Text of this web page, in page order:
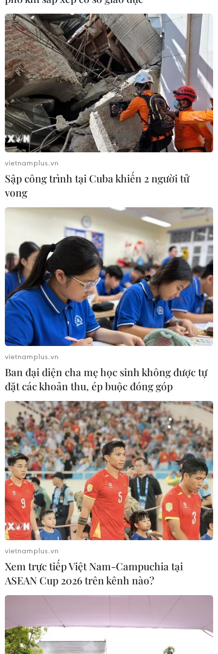
TIN CÙNG CHUYÊN MỤC
công dân thường trong xung đột
Nga-Ukraine
07/08/2026 04:29
vietnamplus.vn
Sập công trình tại Cuba khiến 2 người tử
vong
vietnamplus.vn
Ban đại diện cha mẹ học sinh không được tự
đặt các khoản thu, ép buộc đóng góp
vietnamplus.vn
Xem trực tiếp Việt Nam-Campuchia tại
ASEAN Cup 2026 trên kênh nào?